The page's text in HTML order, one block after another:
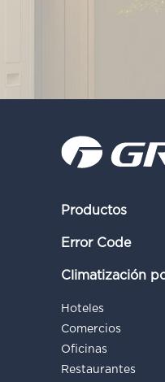
Productos
Error Code
Climatización
Hoteles
Comercios
Oficinas
Restaurantes